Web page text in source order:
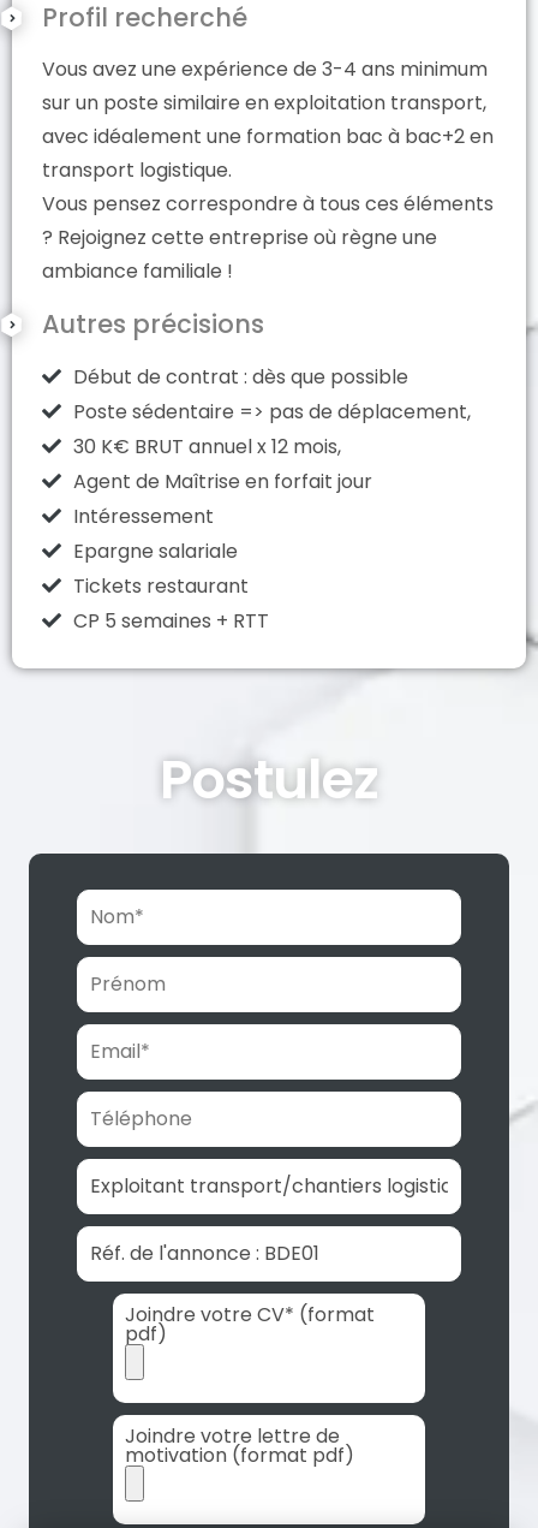
Profil recherché
Vous avez une expérience de 3-4 ans minimum
sur un poste similaire en exploitation transport,
avec idéalement une formation bac à bac+2 en
transport logistique.
Vous pensez correspondre à tous ces éléments
? Rejoignez cette entreprise où règne une
ambiance familiale !
Autres précisions
Début de contrat : dès que possible
Poste sédentaire => pas de déplacement,
30 K€ BRUT annuel x 12 mois,
Agent de Maîtrise en forfait jour
Intéressement
Epargne salariale
Tickets restaurant
CP 5 semaines + RTT
Postulez
Joindre votre CV* (format
pdf)
Joindre votre lettre de
motivation (format pdf)